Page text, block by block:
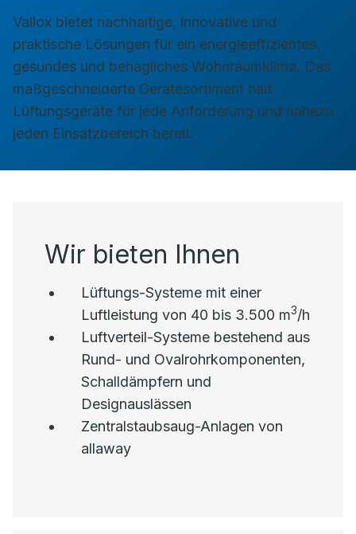
Vallox bietet nachhaltige, innovative und
praktische Lösungen für ein energieeffizientes,
gesundes und behagliches Wohnraumklima. Das
maßgeschneiderte Gerätesortiment hält
Lüftungsgeräte für jede Anforderung und nahezu
jeden Einsatzbereich bereit.
Wir bieten Ihnen
Lüftungs-Systeme mit einer
Luftleistung von 40 bis 3.500 m3/h
Luftverteil-Systeme bestehend aus
Rund- und Ovalrohrkomponenten,
Schalldämpfern und
Designauslässen
Zentralstaubsaug-Anlagen von
allaway